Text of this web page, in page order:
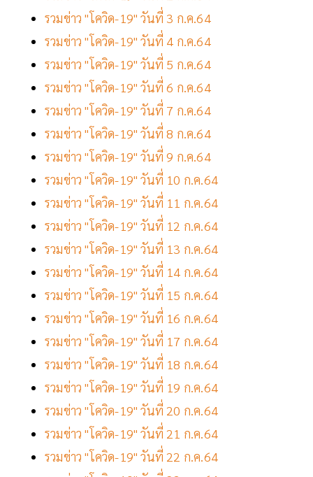
รวมข่าว "โควิด-19" วันที่ 3 ก.ค.64
รวมข่าว "โควิด-19" วันที่ 4 ก.ค.64
รวมข่าว "โควิด-19" วันที่ 5 ก.ค.64
รวมข่าว "โควิด-19" วันที่ 6 ก.ค.64
รวมข่าว "โควิด-19" วันที่ 7 ก.ค.64
รวมข่าว "โควิด-19" วันที่ 8 ก.ค.64
รวมข่าว "โควิด-19" วันที่ 9 ก.ค.64
รวมข่าว "โควิด-19" วันที่ 10 ก.ค.64
รวมข่าว "โควิด-19" วันที่ 11 ก.ค.64
รวมข่าว "โควิด-19" วันที่ 12 ก.ค.64
รวมข่าว "โควิด-19" วันที่ 13 ก.ค.64
รวมข่าว "โควิด-19" วันที่ 14 ก.ค.64
รวมข่าว "โควิด-19" วันที่ 15 ก.ค.64
รวมข่าว "โควิด-19" วันที่ 16 ก.ค.64
รวมข่าว "โควิด-19" วันที่ 17 ก.ค.64
รวมข่าว "โควิด-19" วันที่ 18 ก.ค.64
รวมข่าว "โควิด-19" วันที่ 19 ก.ค.64
รวมข่าว "โควิด-19" วันที่ 20 ก.ค.64
รวมข่าว "โควิด-19" วันที่ 21 ก.ค.64
รวมข่าว "โควิด-19" วันที่ 22 ก.ค.64